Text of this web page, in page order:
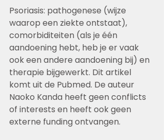
Psoriasis: pathogenese (wijze
waarop een ziekte ontstaat),
comorbiditeiten (als je één
aandoening hebt, heb je er vaak
ook een andere aandoening bij) en
therapie bijgewerkt. Dit artikel
komt uit de Pubmed. De auteur
Naoko Kanda heeft geen conflicts
of interests en heeft ook geen
externe funding ontvangen.